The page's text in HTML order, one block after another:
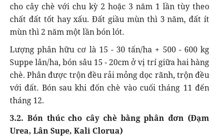
cho cây chè với chu kỳ 2 hoặc 3 năm 1 lần tùy theo
chất đất tốt hay xấu. Đất giầu mùn thì 3 năm, đất ít
mùn thì 2 năm một lần bón lót.
Lượng phân hữu cơ là 15 - 30 tấn/ha + 500 - 600 kg
Suppe lân/ha, bón sâu 15 - 20cm ở vị trí giữa hai hàng
chè. Phân được trộn đều rải mỏng dọc rãnh, trộn đều
với đất. Bón sau khi đốn chè vào cuối tháng 11 đến
tháng 12.
3.2. Bón thúc cho cây chè bằng phân đơn (Đạm
Urea, Lân Supe, Kali Clorua)